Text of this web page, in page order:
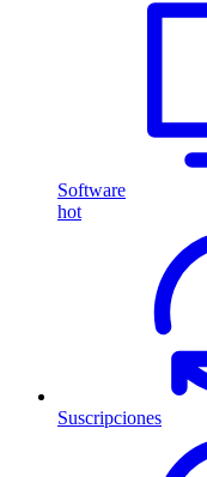
Software
hot
Suscripciones